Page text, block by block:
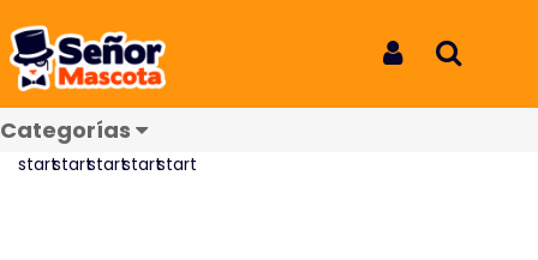
Categorías
Calfosvit selenio FCO x250ml